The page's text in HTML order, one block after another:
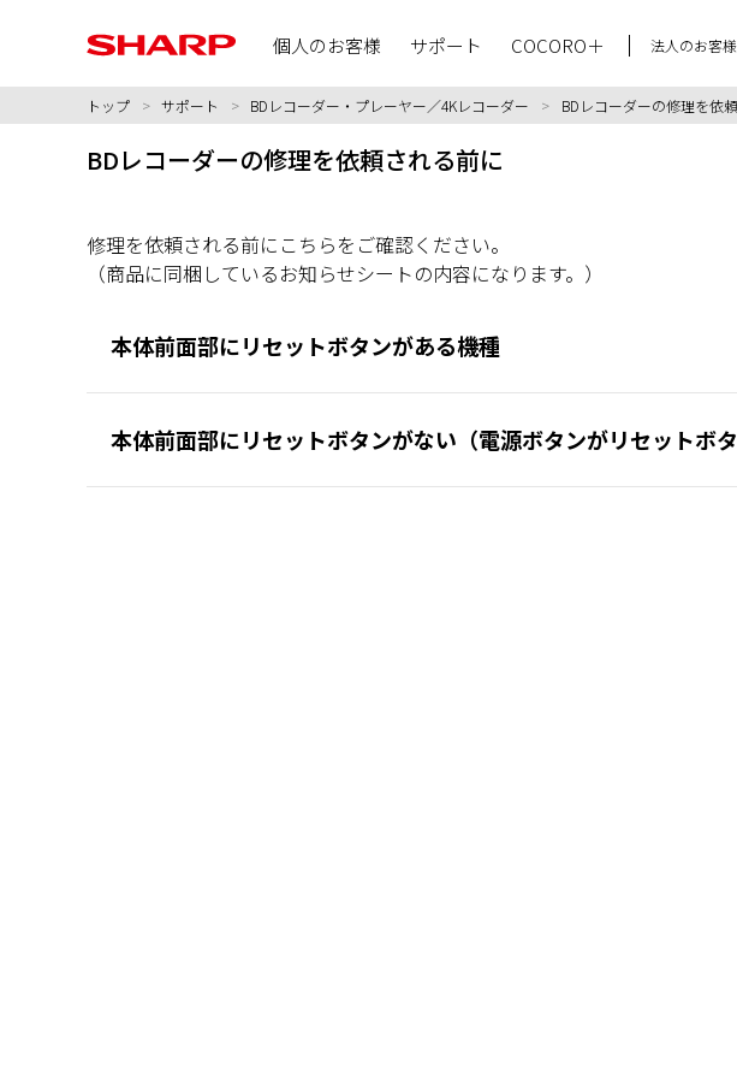
個人のお客様 サポート COCORO＋ 法人のお客様
トップ > サポート > BDレコーダー・プレーヤー／4Kレコーダー > BDレコーダーの修理を依
BDレコーダーの修理を依頼される前に
修理を依頼される前にこちらをご確認ください。
（商品に同梱しているお知らせシートの内容になります。）
本体前面部にリセットボタンがある機種
本体前面部にリセットボタンがない（電源ボタンがリセットボ